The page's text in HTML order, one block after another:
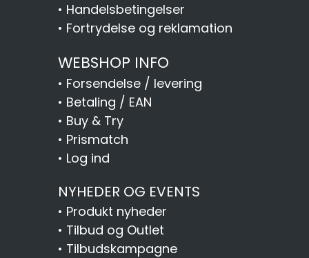
• Handelsbetingelser
• Fortrydelse og reklamation
WEBSHOP INFO
• Forsendelse / levering
• Betaling / EAN
• Buy & Try
• Prismatch
• Log ind
NYHEDER OG EVENTS
• Produkt nyheder
• Tilbud og Outlet
• Tilbudskampagne